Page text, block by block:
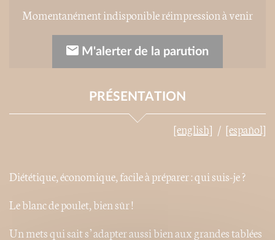
Momentanément indisponible réimpression à venir
M'alerter de la parution
PRÉSENTATION
[english] [español]
Diététique, économique, facile à préparer : qui suis-je ?
Le blanc de poulet, bien sûr !
Un mets qui sait s’adapter aussi bien aux grandes tablées